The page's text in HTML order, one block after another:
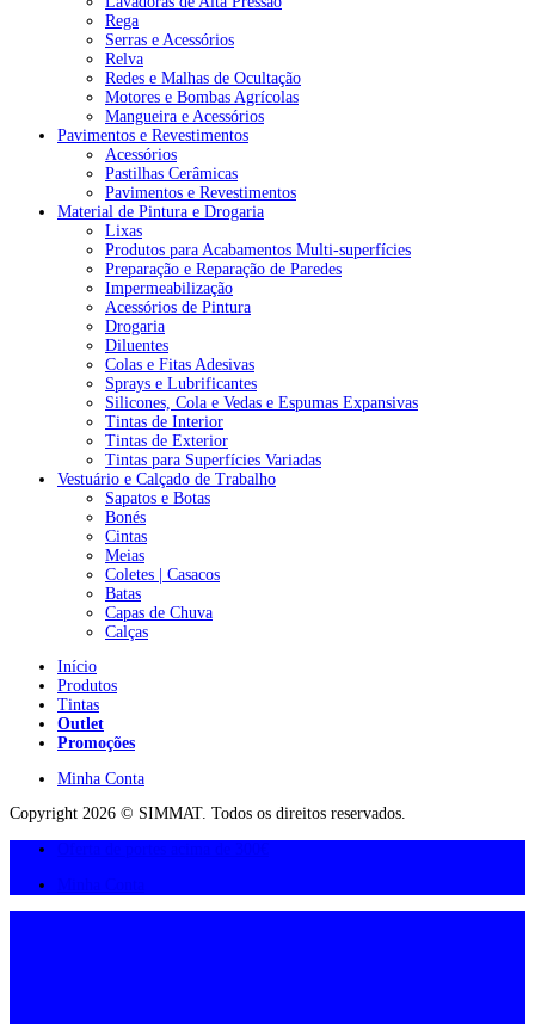
Rega
Serras e Acessórios
Relva
Redes e Malhas de Ocultação
Motores e Bombas Agrícolas
Mangueira e Acessórios
Pavimentos e Revestimentos
Acessórios
Pastilhas Cerâmicas
Pavimentos e Revestimentos
Material de Pintura e Drogaria
Lixas
Produtos para Acabamentos Multi-superfícies
Preparação e Reparação de Paredes
Impermeabilização
Acessórios de Pintura
Drogaria
Diluentes
Colas e Fitas Adesivas
Sprays e Lubrificantes
Silicones, Cola e Vedas e Espumas Expansivas
Tintas de Interior
Tintas de Exterior
Tintas para Superfícies Variadas
Vestuário e Calçado de Trabalho
Sapatos e Botas
Bonés
Cintas
Meias
Coletes | Casacos
Batas
Capas de Chuva
Calças
Início
Produtos
Tintas
Outlet
Promoções
Minha Conta
Copyright 2026 © SIMMAT. Todos os direitos reservados.